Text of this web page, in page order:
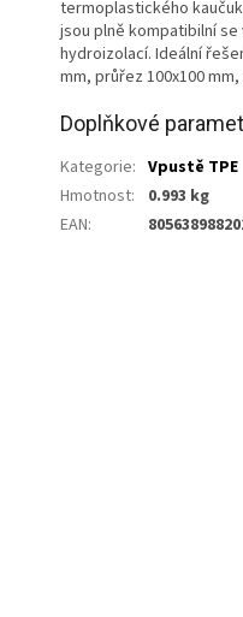
termoplastického
jsou plně kompatibilní
hydroizolací. Ideální
mm, průřez 100x100 mm,
Doplňkové
Kategorie: Vpustě TPE
Hmotnost:
0.993 kg
EAN: